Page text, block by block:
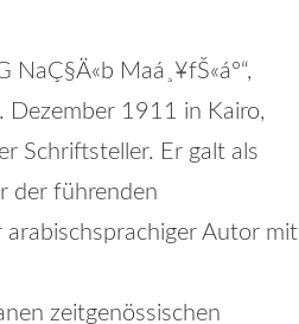
Maá¸¥fŠ«áº“,
Dezember 1911 in Kairo,
Schriftsteller. Er galt als
der führenden
Autor mit
zeitgenössischen